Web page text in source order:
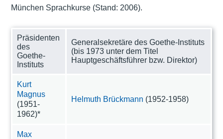
München Sprachkurse (Stand: 2006).
Präsidenten
des
Goethe-
Instituts
Generalsekretäre des Goethe-Instituts
(bis 1973 unter dem Titel
Hauptgeschäftsführer bzw. Direktor)
Kurt
Magnus
(1951-
1962)*
Helmuth Brückmann (1952-1958)
Max